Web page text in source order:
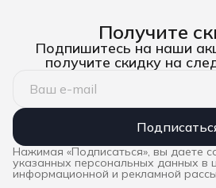
Получите
Подпишитесь на наши
получите скидку на
Нажимая «Подписаться», вы даете
указанных персональных данных в
информационной и рекламной